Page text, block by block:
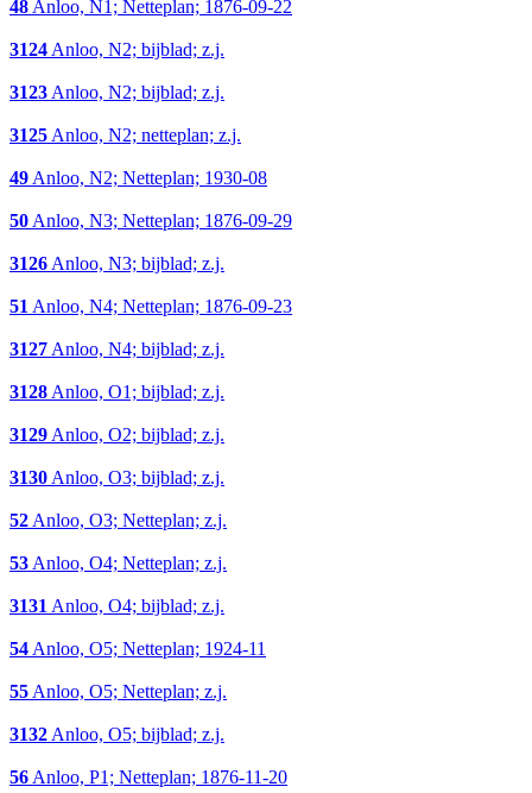
48Anloo, N1; Netteplan; 1876-09-22
3124Anloo, N2; bijblad; z.j.
3123Anloo, N2; bijblad; z.j.
3125Anloo, N2; netteplan; z.j.
49Anloo, N2; Netteplan; 1930-08
50Anloo, N3; Netteplan; 1876-09-29
3126Anloo, N3; bijblad; z.j.
51Anloo, N4; Netteplan; 1876-09-23
3127Anloo, N4; bijblad; z.j.
3128Anloo, O1; bijblad; z.j.
3129Anloo, O2; bijblad; z.j.
3130Anloo, O3; bijblad; z.j.
52Anloo, O3; Netteplan; z.j.
53Anloo, O4; Netteplan; z.j.
3131Anloo, O4; bijblad; z.j.
54Anloo, O5; Netteplan; 1924-11
55Anloo, O5; Netteplan; z.j.
3132Anloo, O5; bijblad; z.j.
56Anloo, P1; Netteplan; 1876-11-20